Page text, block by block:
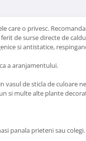
care o privesc.
de surse directe de
si antistatice,
a aranjamentului.
de sticla de culoare
si multe alte plante
panala prieteni sau colegi.